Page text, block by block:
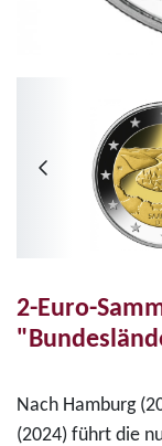
2-Euro-
Nach Hamburg
(2024) führt die